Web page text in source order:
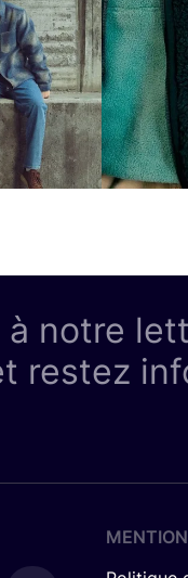
notre
restez